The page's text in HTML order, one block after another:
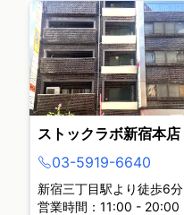
ストックラボ新宿本店
03-5919-6640
新宿三丁目駅より徒歩6分
営業時間：11:00 - 20:00